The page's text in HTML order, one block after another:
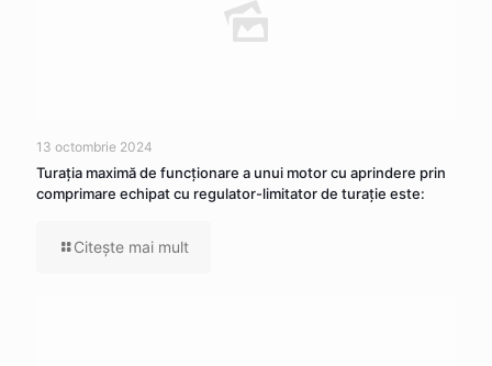
13 octombrie 2024
Turația maximă de funcționare a unui motor cu aprindere prin
comprimare echipat cu regulator-limitator de turație este:
Citeşte mai mult